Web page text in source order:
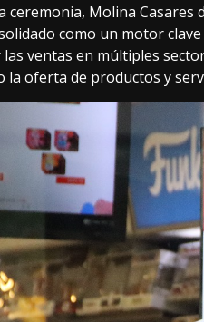
ceremonia, Molina Casares
como un motor
ventas en múltiples
la oferta de productos y